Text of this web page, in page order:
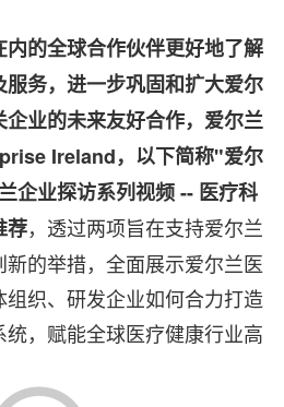
内的全球合作伙伴更好地了解
务，进一步巩固和扩大爱尔
业的未来友好合作，爱尔兰
Ireland，以下简称"爱尔
企业探访系列视频 -- 医疗科
荐，透过两项旨在支持爱尔兰
的举措，全面展示爱尔兰医
织、研发企业如何合力打造
，赋能全球医疗健康行业高